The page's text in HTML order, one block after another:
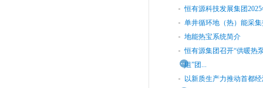
恒有源科技发展集团
单井循环地（热）能采
地能热宝系统简介
恒有源集团召开“供暖热
组”团...
以新质生产力推动首都